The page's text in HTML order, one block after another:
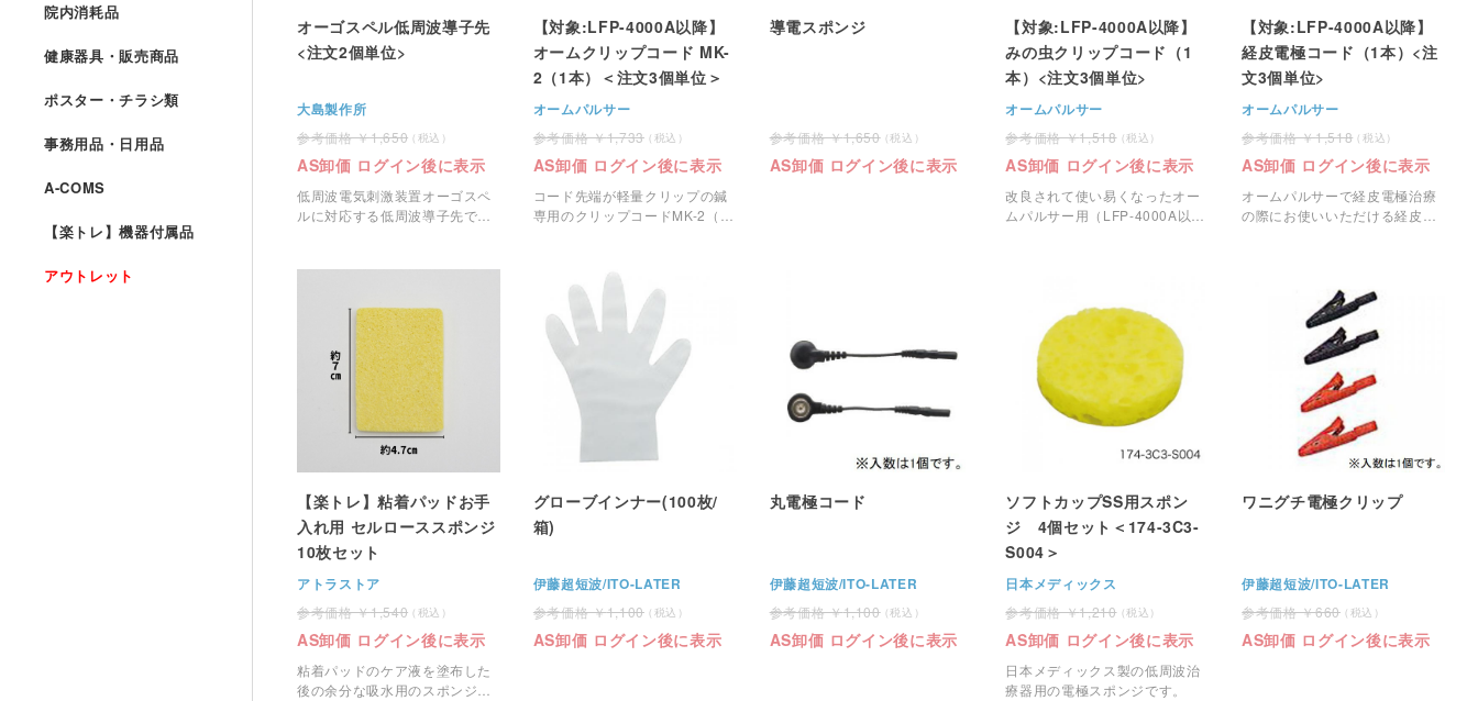
オーゴスペル低周波導子先
<注文2個単位>
大島製作所
1,650
AS卸価 ログイン後に表示
低周波電気刺激装置オーゴスペ
ルに対応する低周波導子先で
【対象:LFP-4000A以降】
オームクリップコード MK-
2（1本）＜注文3個単位＞
オームパルサー
1,733
AS卸価 ログイン後に表示
コード先端が軽量クリップの鍼
専用のクリップコードMK-2（対
導電スポンジ
1,650
AS卸価 ログイン後に表示
【対象:LFP-4000A以降】
みの虫クリップコード（1
本）<注文3個単位>
オームパルサー
1,518
AS卸価 ログイン後に表示
改良されて使い易くなったオー
ムパルサー用（LFP-4000A以
【対象:LFP-4000A以降】
経皮電極コード（1本）<注
文3個単位>
オームパルサー
1,518
AS卸価 ログイン後に表示
オームパルサーで経皮電極治療
の際にお使いいただける経皮電
【楽トレ】粘着パッドお手
入れ用 セルローススポンジ
10枚セット
アトラストア
1,540
AS卸価 ログイン後に表示
粘着パッドのケア液を塗布した
後の余分な吸水用のスポンジに
グローブインナー(100枚/
箱)
伊藤超短波/ITO-LATER
1,100
AS卸価 ログイン後に表示
丸電極コード
伊藤超短波/ITO-LATER
1,100
AS卸価 ログイン後に表示
ソフトカップSS用スポン
ジ 4個セット＜174-3C3-
S004＞
日本メディックス
1,210
AS卸価 ログイン後に表示
日本メディックス製の低周波治
療器用の電極スポンジです。
ワニグチ電極クリップ
伊藤超短波/ITO-LATER
660
AS卸価 ログイン後に表示
院内消耗品
健康器具・販売商品
ポスター・チラシ類
事務用品・日用品
A-COMS
【楽トレ】機器付属品
アウトレット